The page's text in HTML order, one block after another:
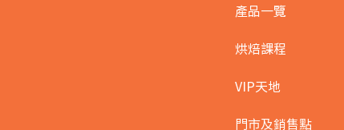
產品一覽
烘焙課程
VIP天地
門市及銷售點